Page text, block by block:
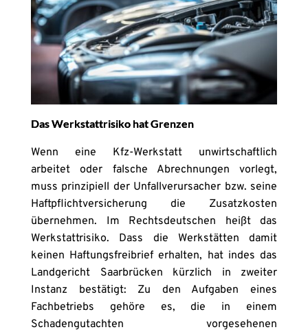
Das Werkstattrisiko hat Grenzen
Wenn eine Kfz-Werkstatt unwirtschaftlich
arbeitet oder falsche Abrechnungen vorlegt,
muss prinzipiell der Unfallverursacher bzw. seine
Haftpflichtversicherung die Zusatzkosten
übernehmen. Im Rechtsdeutschen heißt das
Werkstattrisiko. Dass die Werkstätten damit
keinen Haftungsfreibrief erhalten, hat indes das
Landgericht Saarbrücken kürzlich in zweiter
Instanz bestätigt: Zu den Aufgaben eines
Fachbetriebs gehöre es, die in einem
Schadengutachten vorgesehenen